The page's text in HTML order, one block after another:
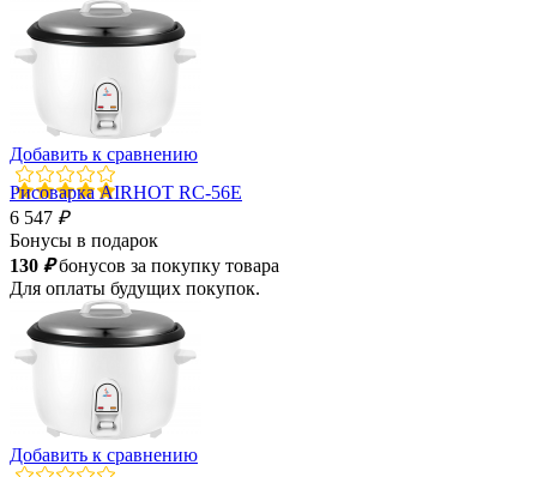
Добавить к сравнению
Рисоварка AIRHOT RC-56E
6 547 ₽
Бонусы в подарок
130 ₽бонусов за покупку товара
Для оплаты будущих покупок.
Добавить к сравнению